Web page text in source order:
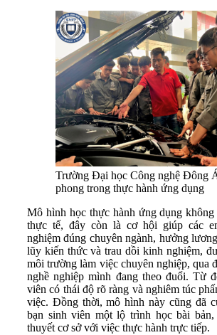
Trường Đại học Công nghệ Đông
phong trong thực hành ứng dụng
Mô hình học thực hành ứng dụng
thực tế, đây còn là cơ hội giúp các
nghiệm đúng chuyên ngành, hưởng
lũy kiến thức và trau dồi kinh nghiệm,
môi trường làm việc chuyên nghiệp, qua
nghề nghiệp mình đang theo đuổi. Từ
viên có thái độ rõ ràng và nghiêm túc
việc. Đồng thời, mô hình này cũng đã
bạn sinh viên một lộ trình học bài
thuyết cơ sở với việc thực hành trực tiếp.